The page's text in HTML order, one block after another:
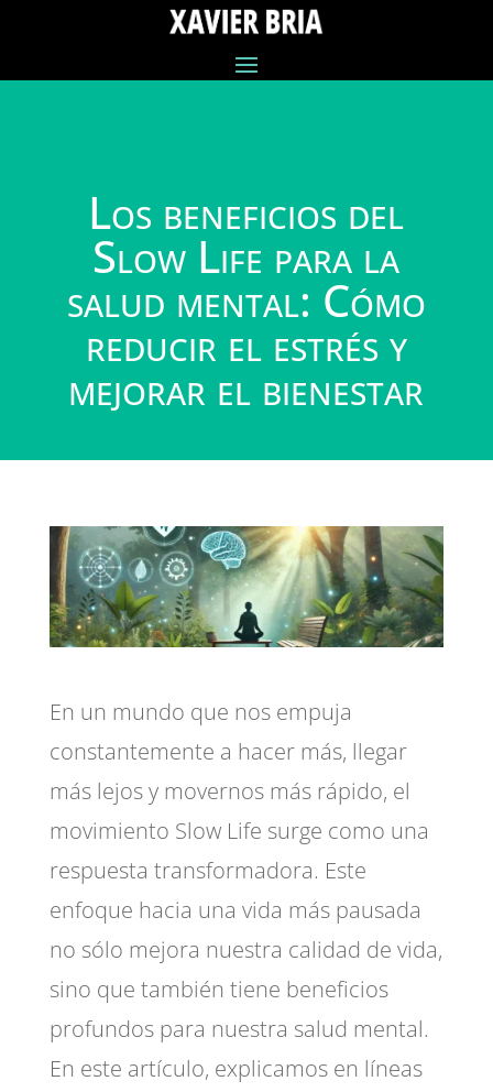
Los beneficios del
Slow Life para la
salud mental: Cómo
reducir el estrés y
mejorar el bienestar
En un mundo que nos empuja
constantemente a hacer más, llegar
más lejos y movernos más rápido, el
movimiento Slow Life surge como una
respuesta transformadora. Este
enfoque hacia una vida más pausada
no sólo mejora nuestra calidad de vida,
sino que también tiene beneficios
profundos para nuestra salud mental.
En este artículo, explicamos en líneas